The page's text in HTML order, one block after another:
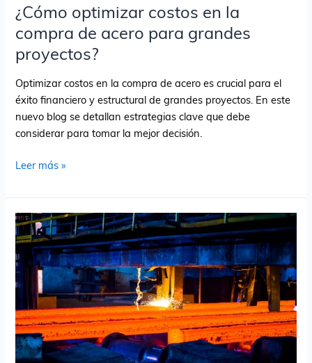
¿Cómo optimizar costos en la
compra de acero para grandes
proyectos?
Optimizar costos en la compra de acero es crucial para el
éxito financiero y estructural de grandes proyectos. En este
nuevo blog se detallan estrategias clave que debe
considerar para tomar la mejor decisión.
Leer más »
¿Cuáles
son
las
tendencias
actuales
la
industria
del